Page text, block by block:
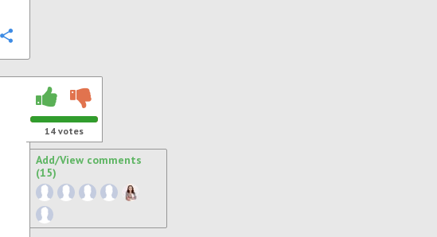
14 votes
Add/View comments
(15)